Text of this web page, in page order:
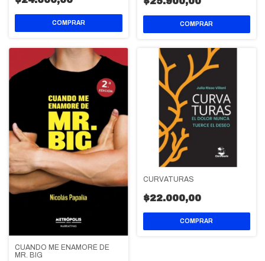
CUANDO ME ENAMORÉ DE
MR. BIG
CURVATURAS
$22.000,00